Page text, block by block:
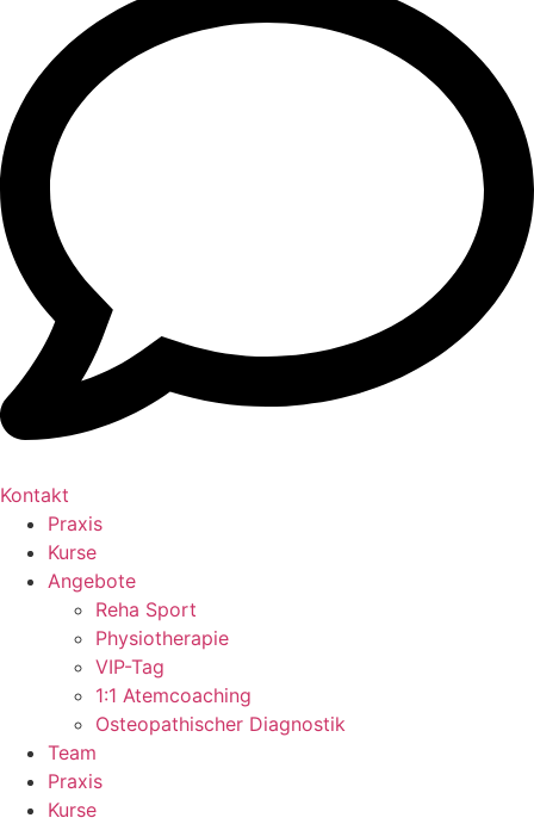
Kontakt
Praxis
Kurse
Angebote
Reha Sport
Physiotherapie
VIP-Tag
1:1 Atemcoaching
Osteopathischer Diagnostik
Team
Praxis
Kurse